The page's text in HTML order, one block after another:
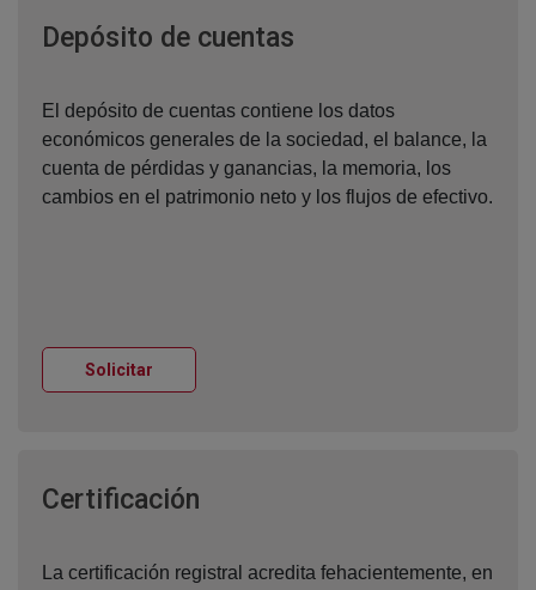
Depósito de cuentas
El depósito de cuentas contiene los datos
económicos generales de la sociedad, el balance, la
cuenta de pérdidas y ganancias, la memoria, los
cambios en el patrimonio neto y los flujos de efectivo.
Solicitar
Certificación
La certificación registral acredita fehacientemente, en